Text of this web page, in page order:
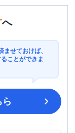
へ
せておけば、
ことができま